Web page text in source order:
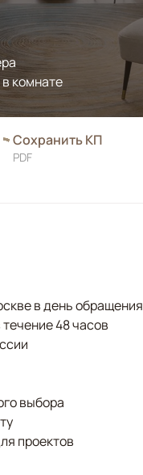
комнате
Сохранить КП
PDF
в день обращения
48 часов
выбора
проектов